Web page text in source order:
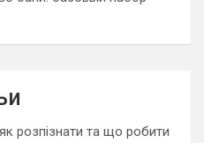
розпізнати та що робити